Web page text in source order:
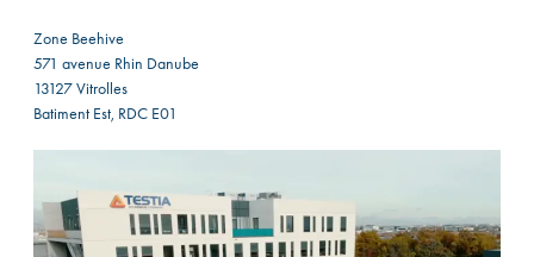
Zone Beehive
571 avenue Rhin Danube
13127 Vitrolles
Batiment Est, RDC E01